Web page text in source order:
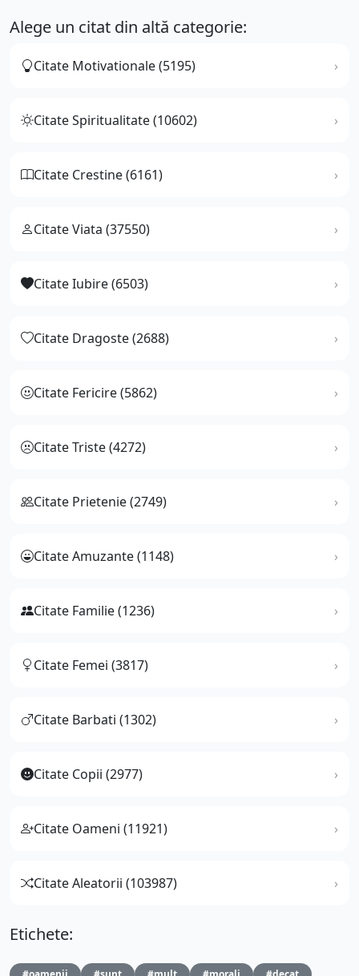
Alege un citat din altă categorie:
Citate Motivationale (5195)
Citate Spiritualitate (10602)
Citate Crestine (6161)
Citate Viata (37550)
Citate Iubire (6503)
Citate Dragoste (2688)
Citate Fericire (5862)
Citate Triste (4272)
Citate Prietenie (2749)
Citate Amuzante (1148)
Citate Familie (1236)
Citate Femei (3817)
Citate Barbati (1302)
Citate Copii (2977)
Citate Oameni (11921)
Citate Aleatorii (103987)
Etichete: